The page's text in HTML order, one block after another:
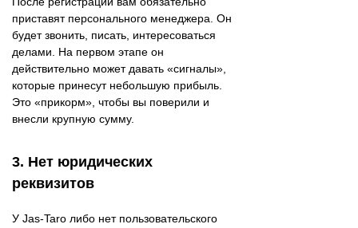
приставят персонального менеджера. Он
будет звонить, писать, интересоваться
делами. На первом этапе он
действительно может давать «сигналы»,
которые принесут небольшую прибыль.
Это «прикорм», чтобы вы поверили и
внесли крупную сумму.
3. Нет юридических
реквизитов
У Jas-Taro либо нет пользовательского